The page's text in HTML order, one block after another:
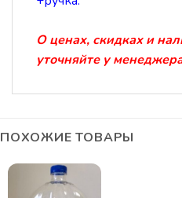
О ценах, скидках и
уточняйте у
ПОХОЖИЕ ТОВАРЫ